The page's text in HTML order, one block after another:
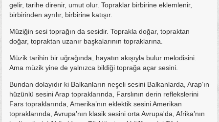
gelir, tarihe direnir, umut olur. Topraklar birbirine eklemlenir,
birbirinden ayrılır, birbirine katışır.
Müziğin sesi toprağın da sesidir. Toprakla doğar, topraktan
doğar, topraktan uzanır başkalarının topraklarına.
Müzik tarihin bir uğrağında, hayatın akışıyla bulur melodisini.
Ama müzik yine de yalnızca bildiği toprağa açar sesini.
Bundan dolayıdır ki Balkanların neşeli sesini Balkanlarda, Arap’ın
hüzünlü sesini Arap topraklarında, Farslının derin reflekslerini
Fars topraklarında, Amerika’nın eklektik sesini Amerikan
topraklarında, Avrupa’nın klasik sesini orta Avrupa'da, Afrika’nın